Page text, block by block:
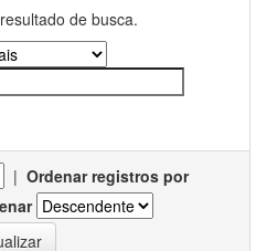
de busca.
| Ordenar registros por